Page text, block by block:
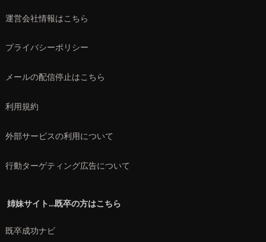
運営会社情報はこちら
プライバシーポリシー
メールの配信停止はこちら
利用規約
外部サービスの利用について
行動ターゲティング広告について
姉妹サイト…既卒の方はこちら
既卒成功ナビ